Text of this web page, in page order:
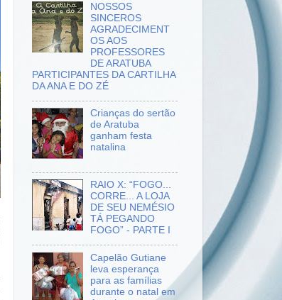
NOSSOS
SINCEROS
AGRADECIMENT
OS AOS
PROFESSORES
DE ARATUBA
PARTICIPANTES DA CARTILHA
DA ANA E DO ZÉ
Crianças do sertão
de Aratuba
ganham festa
natalina
RAIO X: “FOGO...
CORRE... A LOJA
DE SEU NEMÉSIO
TÁ PEGANDO
FOGO” - PARTE I
Capelão Gutiane
leva esperança
para as famílias
durante o natal em